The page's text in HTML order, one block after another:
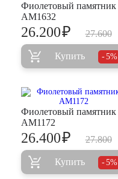
Фиолетовый памятник
AM1632
27.600
26.200₽
Купить 5%
Фиолетовый памятник
AM1172
27.800
26.400₽
Купить 5%